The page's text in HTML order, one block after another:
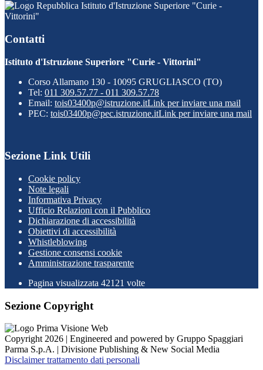
Istituto d'Istruzione Superiore "Curie -
Vittorini"
Contatti
Istituto d'Istruzione Superiore "Curie - Vittorini"
Corso Allamano 130 - 10095 GRUGLIASCO (TO)
Tel: 011 309.57.77 - 011 309.57.78
Email: tois03400p@istruzione.itLink per inviare una mail
PEC: tois03400p@pec.istruzione.itLink per inviare una mail
Sezione Link Utili
Cookie policy
Note legali
Informativa Privacy
Ufficio Relazioni con il Pubblico
Dichiarazione di accessibilità
Obiettivi di accessibilità
Whistleblowing
Gestione consensi cookie
Amministrazione trasparente
Pagina visualizzata 42121 volte
Sezione Copyright
Copyright 2026 | Engineered and powered by Gruppo Spaggiari
Parma S.p.A. | Divisione Publishing & New Social Media
Disclaimer trattamento dati personali